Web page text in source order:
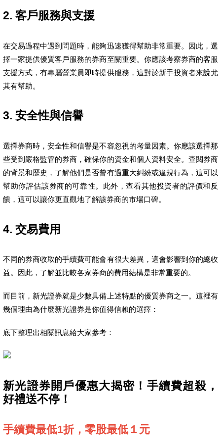
2. 客戶服務與支援
在交易過程中遇到問題時，能夠迅速獲得幫助非常重要。因此，選
擇一家提供優質客戶服務的券商至關重要。你應該考察券商的客服
支援方式，有專屬營業員即時提供服務，這對於新手投資者來說尤
其有幫助。
3. 安全性與信譽
選擇券商時，安全性和信譽是不容忽視的考量因素。你應該選擇那
些受到嚴格監管的券商，確保你的資金和個人資料安全。查閱券商
的背景和歷史，了解他們是否曾有過重大糾紛或違規行為，這可以
幫助你評估該券商的可靠性。此外，查看其他投資者的評價和反
饋，這可以讓你更直觀地了解該券商的市場口碑。
4. 交易費用
不同的券商收取的手續費可能會有很大差異，這會影響到你的總收
益。因此，了解並比較各家券商的費用結構是非常重要的。
而目前，新光證券就是少數具備上述特點的優質券商之一。這裡有
幾個理由為什麼新光證券是你值得信賴的選擇：
底下整理出相關訊息給大家參考：
新光證券開戶優惠大揭密！手續費超殺，
好禮送不停！
手續費最低1折，零股最低１元